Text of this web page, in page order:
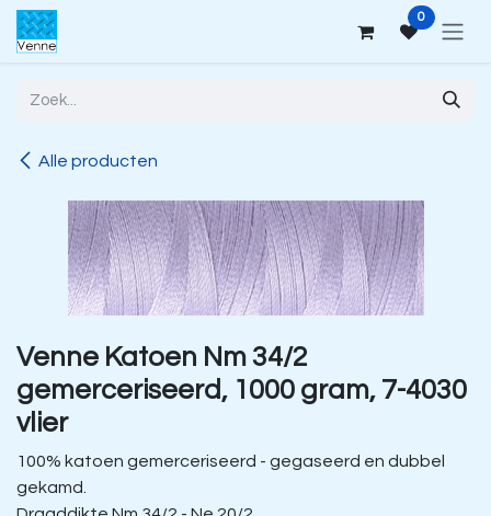
Overslaan naar inhoud 0
Alle producten
Venne Katoen Nm 34/2
gemerceriseerd, 1000 gram, 7-4030
vlier
100% katoen gemerceriseerd - gegaseerd en dubbel
gekamd.